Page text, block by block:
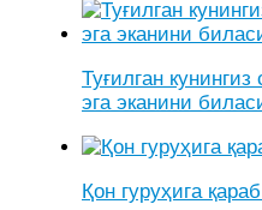
Туғилган
эга эканини
Қон гуруҳига